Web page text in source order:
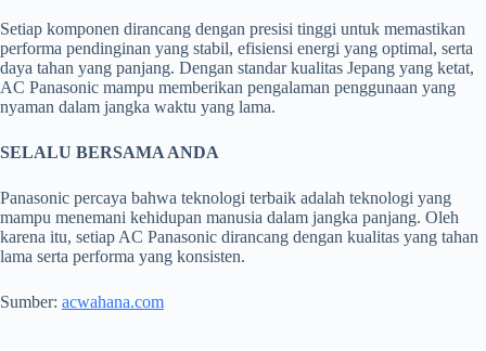
Setiap komponen dirancang dengan presisi tinggi untuk memastikan
performa pendinginan yang stabil, efisiensi energi yang optimal, serta
daya tahan yang panjang. Dengan standar kualitas Jepang yang ketat,
AC Panasonic mampu memberikan pengalaman penggunaan yang
nyaman dalam jangka waktu yang lama.
SELALU BERSAMA ANDA
Panasonic percaya bahwa teknologi terbaik adalah teknologi yang
mampu menemani kehidupan manusia dalam jangka panjang. Oleh
karena itu, setiap AC Panasonic dirancang dengan kualitas yang tahan
lama serta performa yang konsisten.
Sumber: acwahana.com